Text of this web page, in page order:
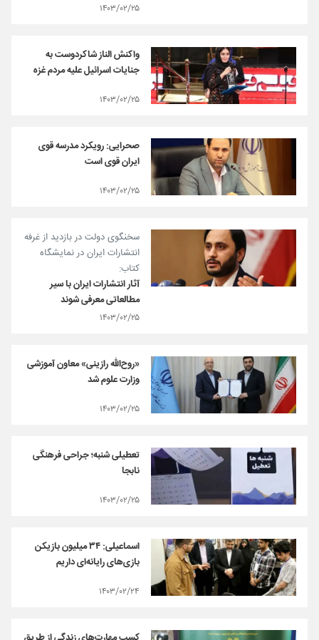
۱۴۰۳/۰۲/۲۵
واکنش الناز شاکردوست به
جنایات اسرائیل علیه مردم غزه
۱۴۰۳/۰۲/۲۵
صحرایی: رویکرد مدرسه قوی
ایران قوی است
۱۴۰۳/۰۲/۲۵
سخنگوی دولت در بازدید از غرفه
انتشارات ایران در نمایشگاه
کتاب:
آثار انتشارات ایران با سیر
مطالعاتی معرفی شوند
۱۴۰۳/۰۲/۲۵
«روح‌الله رازینی» معاون آموزشی
وزارت علوم شد
۱۴۰۳/۰۲/۲۵
تعطیلی شنبه؛ جراحی فرهنگی
نابجا
۱۴۰۳/۰۲/۲۵
اسماعیلی: ۳۴ میلیون بازیکن
بازی‌های رایانه‌ای داریم
۱۴۰۳/۰۲/۲۴